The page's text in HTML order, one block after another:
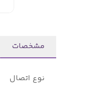
مشخصات
نوع اتصال